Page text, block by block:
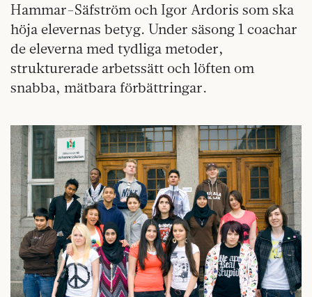
Hammar-Säfström och Igor Ardoris som ska
höja elevernas betyg. Under säsong 1 coachar
de eleverna med tydliga metoder,
strukturerade arbetssätt och löften om
snabba, mätbara förbättringar.